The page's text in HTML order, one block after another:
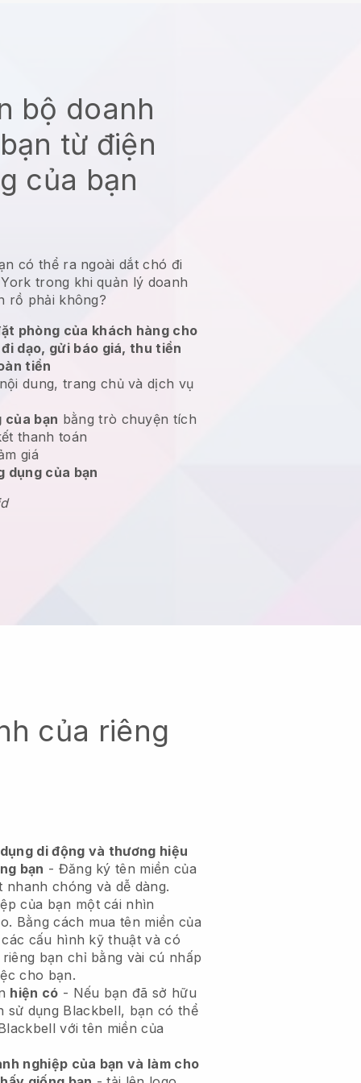
bộ doanh
từ điện
của bạn
có thể ra ngoài dắt chó đi
trong khi quản lý doanh
rồ phải không?
phòng của khách hàng cho
dạo, gửi báo giá, thu tiền
tiền
dung, trang chủ và dịch vụ
của bạn bằng trò chuyện tích
thanh toán
giá
dụng của bạn
của riêng
di động và thương hiệu
bạn - Đăng ký tên miền của
chóng và dễ dàng.
của bạn một cái nhìn
Bằng cách mua tên miền của
cấu hình kỹ thuật và có
bạn chỉ bằng vài cú nhấp
cho bạn.
hiện có - Nếu bạn đã sở hữu
sử dụng Blackbell, bạn có thể
với tên miền của
nghiệp của bạn và làm cho